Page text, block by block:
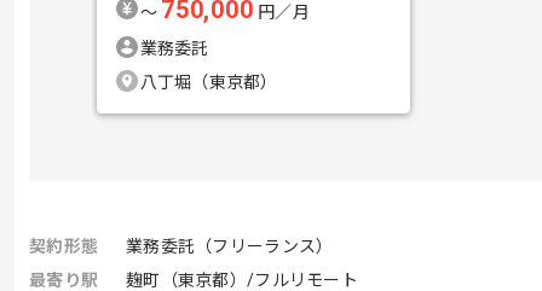
件〜 750,000 円／月
業務委託
八丁堀（東京都）
契約形態
業務委託（フリーランス）
最寄り駅
麹町（東京都）/フルリモート